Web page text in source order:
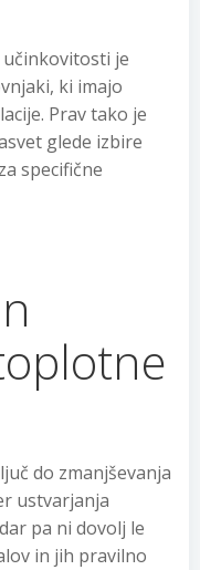
je
ki imajo
Prav tako je
glede izbire
specifične
do zmanjševanja
ustvarjanja
pa ni dovolj le
in jih pravilno